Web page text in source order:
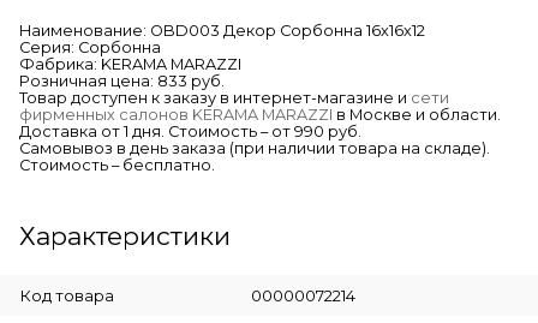
Наименование: OBD003 Декор Сорбонна 16х16х12
Серия: Сорбонна
Фабрика: KERAMA MARAZZI
Розничная цена: 833 руб.
Товар доступен к заказу в интернет-магазине и сети
фирменных салонов KERAMA MARAZZI в Москве и области.
Доставка от 1 дня. Стоимость – от 990 руб.
Самовывоз в день заказа (при наличии товара на складе).
Стоимость – бесплатно.
Характеристики
Код товара 00000072214